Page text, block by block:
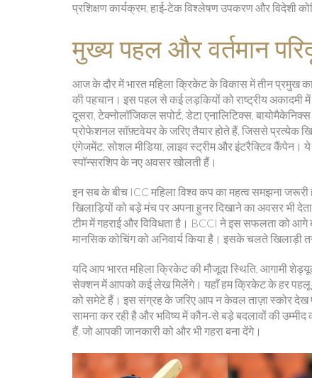
प्रशिक्षण कार्यक्रम, हाई‑टेक विश्लेषण उपकरण और विदेशी
मुख्य पहल और वर्तमान
आज के दौर में भारत महिला क्रिकेट के विकास में तीन प्रमुख
की पहचान। इस पहल से कई लड़कियों को राष्ट्रीय अकादमी में
दूसरा, टेक्नोलॉजिकल सपोर्ट, डेटा एनालिटिक्स,
प्रोफेशनल सॉफ़्टवेयर के जरिए तैयार होते हैं, जिससे प्रत्येक
एंगेजमेंट, सोशल मीडिया, लाइव स्ट्रीम और इंटरैक्टिव कैंपेन। ये
स्पॉन्सरशिप के नए अवसर खोलती हैं।
इन सब के बीच ICC महिला विश्व कप का महत्व समझना जरूरी
खिलाड़ियों को बड़े मंच पर अपना हुनर दिखाने का अवसर भी
टीम में गहराई और विविधता है। BCCI ने इस सफलता को आगे
मानसिक कोचिंग को अनिवार्य किया है। इसके चलते खिलाड़ी
यदि आप भारत महिला क्रिकेट की मौजूदा स्थिति, आगामी
सेक्शन में आपको कई लेख मिलेंगे। यहाँ हम क्रिकेट के हर
को समेटे हैं। इस संग्रह के जरिए आप न केवल ताज़ा स्कोर देख
सामना कर रही है और भविष्य में कौन‑से बड़े बदलावों की
हैं, जो आपकी जानकारी को और भी गहरा बना देंगे।